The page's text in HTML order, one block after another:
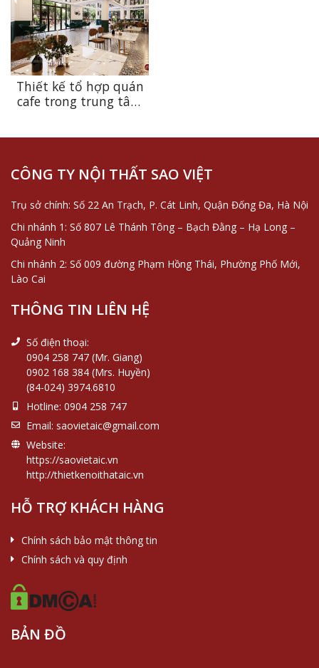
Thiết kế tổ hợp quán
cafe trong trung tâm
CÔNG TY NỘI THẤT SAO VIỆT
Trụ sở chính: Số 22 An Trạch, P. Cát Linh, Quận Đống Đa, Hà Nội
Chi nhánh 1: Số 807 Lê Thánh Tông – Bạch Đằng – Hạ Long –
Quảng Ninh
Chi nhánh 2: Số 009 đường Phạm Hồng Thái, Phường Phố Mới,
Lào Cai
THÔNG TIN LIÊN HỆ
Số điện thoại:
0904 258 747 (Mr. Giang)
0902 168 384 (Mrs. Huyền)
(84-024) 3974.6810
Hotline: 0904 258 747
Email: saovietaic@gmail.com
Website:
https://saovietaic.vn
http://thietkenoithataic.vn
HỖ TRỢ KHÁCH HÀNG
Chính sách bảo mật thông tin
Chính sách và quy định
BẢN ĐỒ